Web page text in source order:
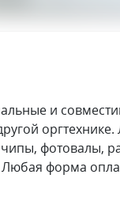
и
фотовалы,
форма